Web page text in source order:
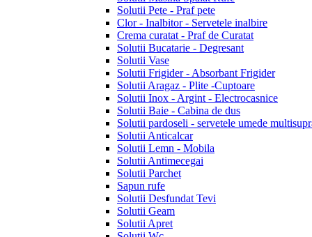
Solutii Pete - Praf pete
Clor - Inalbitor - Servetele inalbire
Crema curatat - Praf de Curatat
Solutii Bucatarie - Degresant
Solutii Vase
Solutii Frigider - Absorbant Frigider
Solutii Aragaz - Plite -Cuptoare
Solutii Inox - Argint - Electrocasnice
Solutii Baie - Cabina de dus
Solutii pardoseli - servetele umede
Solutii Anticalcar
Solutii Lemn - Mobila
Solutii Antimecegai
Solutii Parchet
Sapun rufe
Solutii Desfundat Tevi
Solutii Geam
Solutii Apret